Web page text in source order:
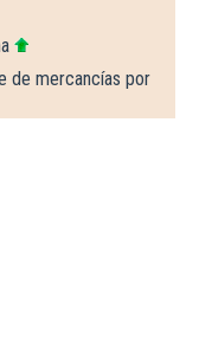
de mercancías por